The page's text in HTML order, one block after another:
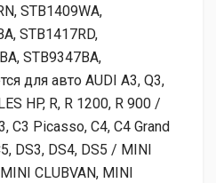
STB1409WA,
STB1417RD,
STB9347BA,
для авто AUDI A3, Q3,
HP, R, R 1200, R 900 /
C3 Picasso, C4, C4 Grand
DS3, DS4, DS5 / MINI
CLUBVAN, MINI